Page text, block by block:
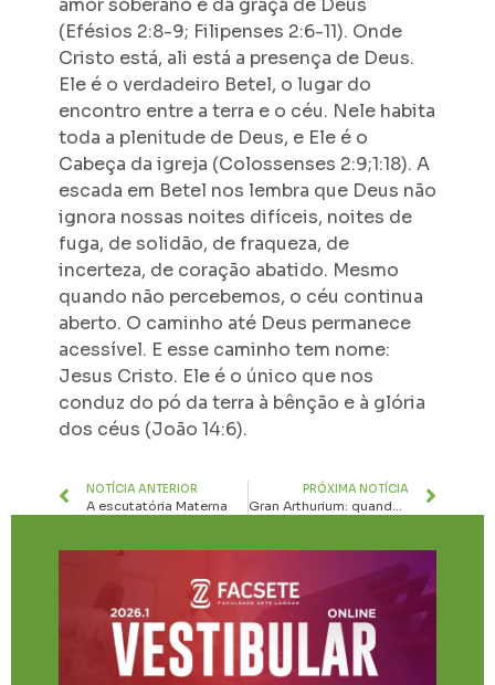
amor soberano e da graça de Deus
(Efésios 2:8-9; Filipenses 2:6-11). Onde
Cristo está, ali está a presença de Deus.
Ele é o verdadeiro Betel, o lugar do
encontro entre a terra e o céu. Nele habita
toda a plenitude de Deus, e Ele é o
Cabeça da igreja (Colossenses 2:9;1:18). A
escada em Betel nos lembra que Deus não
ignora nossas noites difíceis, noites de
fuga, de solidão, de fraqueza, de
incerteza, de coração abatido. Mesmo
quando não percebemos, o céu continua
aberto. O caminho até Deus permanece
acessível. E esse caminho tem nome:
Jesus Cristo. Ele é o único que nos
conduz do pó da terra à bênção e à glória
dos céus (João 14:6).
NOTÍCIA ANTERIOR
A escutatória Materna
PRÓXIMA NOTÍCIA
Gran Arthurium: quando a inovação transforma tradição em reconhecimento nacional